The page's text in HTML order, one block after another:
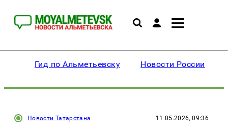
Гид по Альметьевску Новости России
Новости Татарстана 11.05.2026, 09:36